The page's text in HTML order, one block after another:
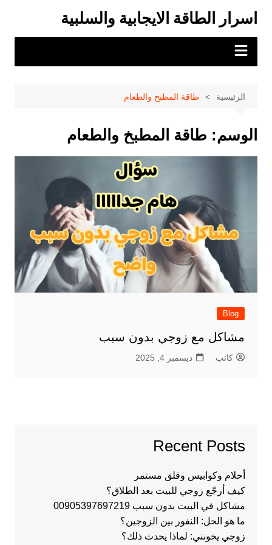
المحتوى
اسرار الطاقة الايجابية والسلبية
الرئيسية طاقة المطبخ والطعام
الوسم: طاقة المطبخ والطعام
Blog
مشاكل مع زوجي بدون سبب
كاتب ديسمبر 4, 2025
Recent Posts
أحلام وكوابيس وقلق مستمر
كيف أرجّع زوجي للبيت بعد الطلاق؟
مشاكل في البيت بدون سبب 00905397697219
ما هو الحل: النفور بين الزوجين؟
زوجي يخونني: لماذا يحدث ذلك؟